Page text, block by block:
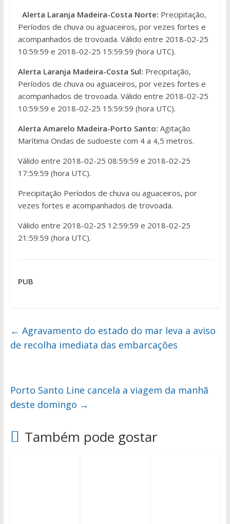
Alerta Laranja Madeira-Costa Norte: Precipitação,
Períodos de chuva ou aguaceiros, por vezes fortes e
acompanhados de trovoada. Válido entre 2018-02-25
10:59:59 e 2018-02-25 15:59:59 (hora UTC).
Alerta Laranja Madeira-Costa Sul: Precipitação,
Períodos de chuva ou aguaceiros, por vezes fortes e
acompanhados de trovoada. Válido entre 2018-02-25
10:59:59 e 2018-02-25 15:59:59 (hora UTC).
Alerta Amarelo Madeira-Porto Santo: Agitação
Marítima Ondas de sudoeste com 4 a 4,5 metros.
Válido entre 2018-02-25 08:59:59 e 2018-02-25
17:59:59 (hora UTC).
Precipitação Períodos de chuva ou aguaceiros, por
vezes fortes e acompanhados de trovoada.
Válido entre 2018-02-25 12:59:59 e 2018-02-25
21:59:59 (hora UTC).
PUB
← Agravamento do estado do mar leva a aviso
de recolha imediata das embarcações
Porto Santo Line cancela a viagem da manhã
deste domingo →
Também pode gostar